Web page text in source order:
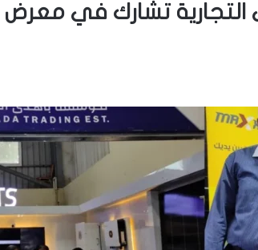
تشارك في معرض
خطاب” يعزي في وفاة المناضل سعيد
صالح المقرعي